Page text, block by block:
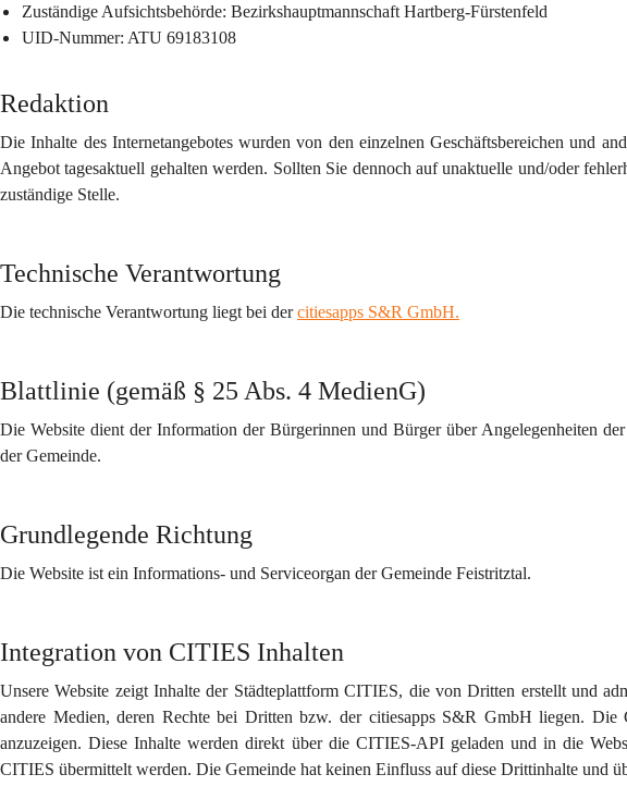
Zuständige Aufsichtsbehörde: Bezirkshauptmannschaft Hartberg-Fürstenfeld
UID-Nummer: ATU 69183108
Redaktion
Die Inhalte des Internetangebotes wurden von den einzelnen Geschäftsbereichen und
Angebot tagesaktuell gehalten werden. Sollten Sie dennoch auf unaktuelle und/oder
zuständige Stelle.
Technische Verantwortung
Die technische Verantwortung liegt bei der citiesapps S&R GmbH.
Blattlinie (gemäß § 25 Abs. 4 MedienG)
Die Website dient der Information der Bürgerinnen und Bürger über Angelegenheiten
der Gemeinde.
Grundlegende Richtung
Die Website ist ein Informations- und Serviceorgan der Gemeinde Feistritztal.
Integration von CITIES Inhalten
Unsere Website zeigt Inhalte der Städteplattform CITIES, die von Dritten erstellt und
andere Medien, deren Rechte bei Dritten bzw. der citiesapps S&R GmbH liegen. Die
anzuzeigen. Diese Inhalte werden direkt über die CITIES-API geladen und in die
CITIES übermittelt werden. Die Gemeinde hat keinen Einfluss auf diese Drittinhalte und